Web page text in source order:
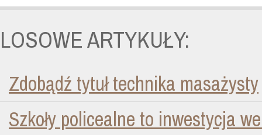
LOSOWE ARTYKUŁY:
Zdobądź tytuł technika masażysty
Szkoły policealne to inwestycja